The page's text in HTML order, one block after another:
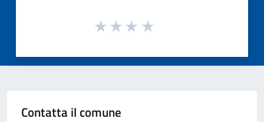
Contatta il comune